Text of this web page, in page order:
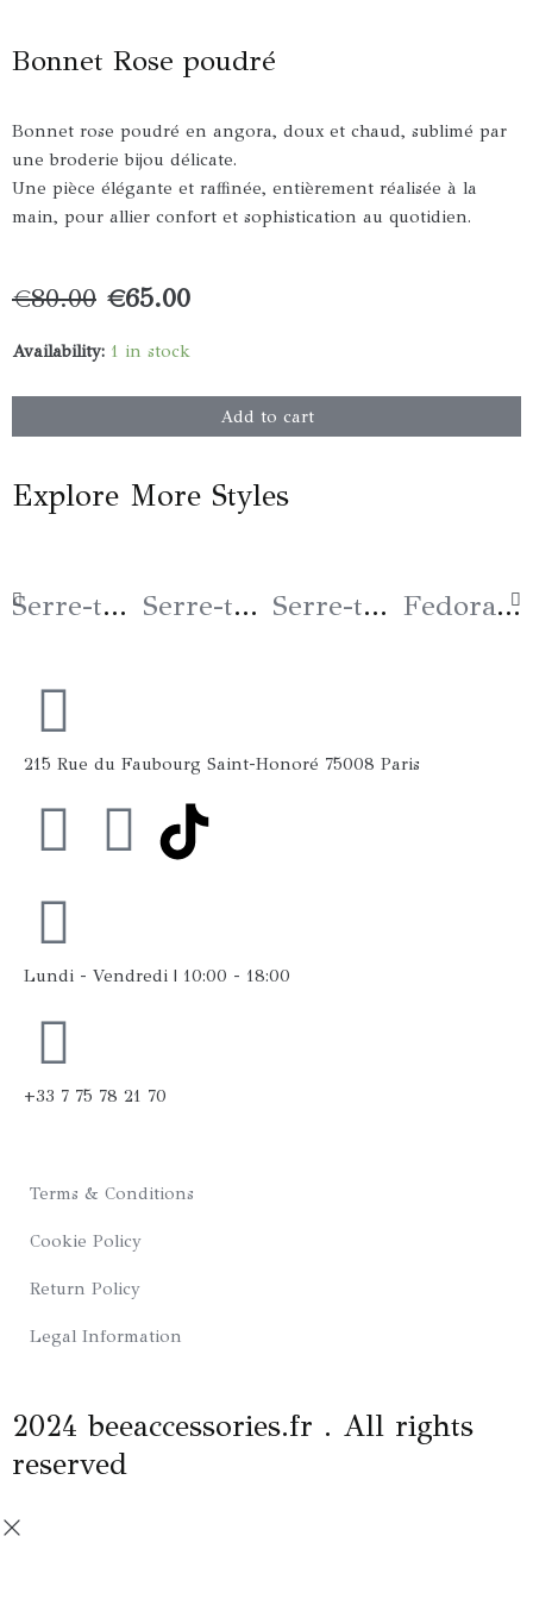
Bonnet Rose poudré
Bonnet rose poudré en angora, doux et chaud, sublimé par
une broderie bijou délicate.
Une pièce élégante et raffinée, entièrement réalisée à la
main, pour allier confort et sophistication au quotidien.
€80.00 Original
was:
€65.00Current
is:
Availability: 1 in stock
Bonnet
quantity
Add to cart
Explore More Styles
Serre-tête PURPLE ROYAL Serre-tête BUTTERFLY Pink & Blue Serre-tête SCARABEE BLEU ROYAL Fedora Grand Bord « Star » Noir Pink Gold
215 Rue du Faubourg Saint-Honoré 75008 Paris
F
a
c
e
b
o
k
I
r
a
m
Lundi - Vendredi | 10:00 - 18:00
+33 7 75 78 21 70
Terms & Conditions
Cookie Policy
Return Policy
Legal Information
2024 beeaccessories.fr . All rights
reserved